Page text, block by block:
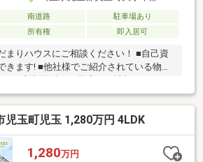
南道路
駐車場あり
所有権 即入居可
まりハウスにご相談ください！ ■自己資
きます! ■他社様でご紹介されている物件
ンターネット非公開の物件もご紹介可能
メールでのやりとりだけで大丈夫です。
せ＆現地解散できます。 ■平日のご見学
ーンアドバイザーが銀行手続きをお手伝
児玉町児玉 1,280万円 4LDK
1,280万円